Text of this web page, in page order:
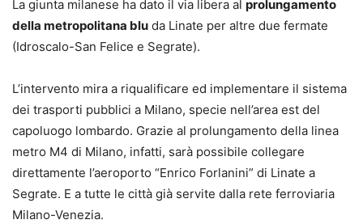
La giunta milanese ha dato il via libera al prolungamento
della metropolitana blu da Linate per altre due fermate
(Idroscalo-San Felice e Segrate).
L’intervento mira a riqualificare ed implementare il sistema
dei trasporti pubblici a Milano, specie nell’area est del
capoluogo lombardo. Grazie al prolungamento della linea
metro M4 di Milano, infatti, sarà possibile collegare
direttamente l’aeroporto “Enrico Forlanini” di Linate a
Segrate. E a tutte le città già servite dalla rete ferroviaria
Milano-Venezia.